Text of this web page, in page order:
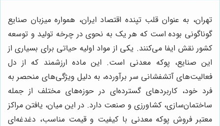
تهران، به عنوان قلب تپنده اقتصاد ایران، همواره میزبان صنایع
گوناگونی بوده است که هر یک به نحوی در چرخه تولید و توسعه
کشور نقش ایفا می‌کنند. یکی از مواد اولیه حیاتی برای بسیاری از
این صنایع، پوکه معدنی است. این ماده ارزشمند که از دل
فعالیت‌های آتشفشانی سر برآورده، به دلیل ویژگی‌های منحصر به
فرد خود، کاربردهای گسترده‌ای در حوزه‌های مختلف از جمله
ساختمان‌سازی، کشاورزی و صنعت دارد. در این میان، یافتن مراکز
معتبر فروش پوکه معدنی با کیفیت و قیمت مناسب، دغدغه‌ای